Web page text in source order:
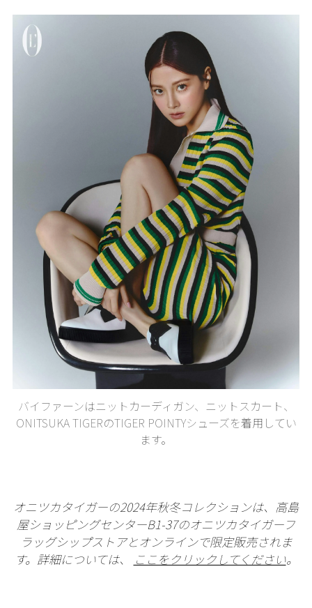
バイファーンはニットカーディガン、ニットスカート、
ONITSUKA TIGERのTIGER POINTYシューズを着用してい
ます。
オニツカタイガーの2024年秋冬コレクションは、高島
屋ショッピングセンターB1-37のオニツカタイガーフ
ラッグシップストアとオンラインで限定販売されま
す。詳細については、
ここをクリックしてください。